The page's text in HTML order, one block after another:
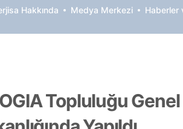
Hakkında Medya Merkezi Haberler
Topluluğu Genel